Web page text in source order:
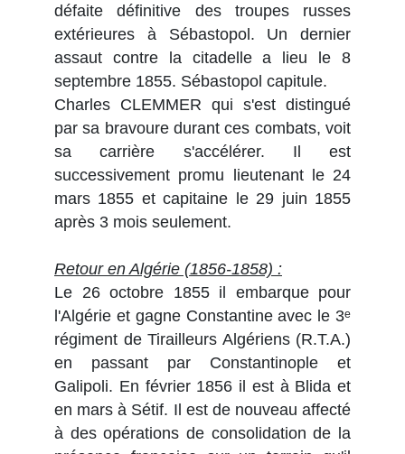
défaite définitive des troupes russes
extérieures à Sébastopol. Un dernier
assaut contre la citadelle a lieu le 8
septembre 1855. Sébastopol capitule.
Charles CLEMMER qui s'est distingué
par sa bravoure durant ces combats, voit
sa carrière s'accélérer. Il est
successivement promu lieutenant le 24
mars 1855 et capitaine le 29 juin 1855
après 3 mois seulement.
Retour en Algérie (1856-1858) :
Le 26 octobre 1855 il embarque pour
l'Algérie et gagne Constantine avec le 3ᵉ
régiment de Tirailleurs Algériens (R.T.A.)
en passant par Constantinople et
Galipoli. En février 1856 il est à Blida et
en mars à Sétif. Il est de nouveau affecté
à des opérations de consolidation de la